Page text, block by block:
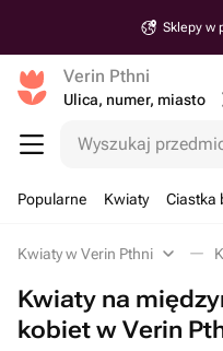
Sklepy w
Verin Pthni
Ulica, numer, miasto
Wyszukaj
Popularne Kwiaty Ciastka
Kwiaty w Verin Pthni
Kwiaty na
kobiet w Verin